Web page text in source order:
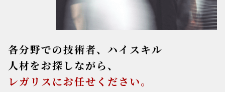
各分野での技術者、ハイスキル
人材をお探しながら、
レガリスにお任せください。